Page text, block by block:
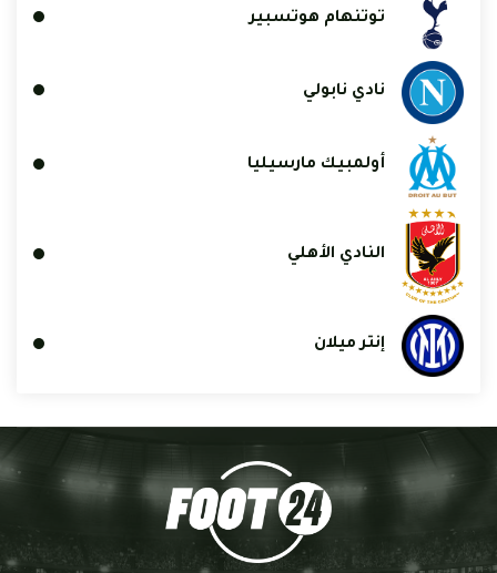
توتنهام هوتسبير
نادي نابولي
أولمبيك مارسيليا
النادي الأهلي
إنتر ميلان